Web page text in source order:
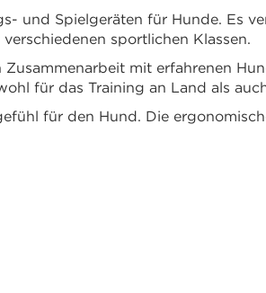
und Spielgeräten für Hunde. Es
sportlichen Klassen.
mit erfahrenen
für das Training an Land als
für den Hund. Die